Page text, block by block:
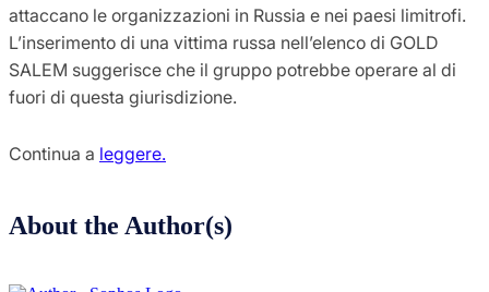
attaccano le organizzazioni in Russia e nei paesi limitrofi.
L’inserimento di una vittima russa nell’elenco di GOLD
SALEM suggerisce che il gruppo potrebbe operare al di
fuori di questa giurisdizione.
Continua a leggere.
About the Author(s)